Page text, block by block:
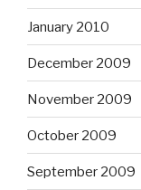
January 2010
December 2009
November 2009
October 2009
September 2009